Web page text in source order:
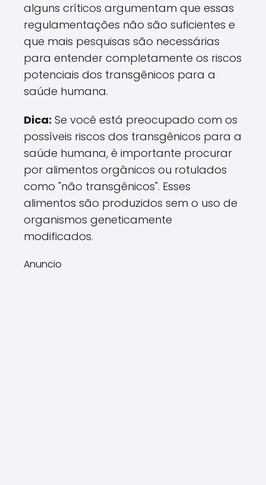
alguns críticos argumentam que essas
regulamentações não são suficientes e
que mais pesquisas são necessárias
para entender completamente os riscos
potenciais dos transgênicos para a
saúde humana.
Dica: Se você está preocupado com os
possíveis riscos dos transgênicos para a
saúde humana, é importante procurar
por alimentos orgânicos ou rotulados
como "não transgênicos". Esses
alimentos são produzidos sem o uso de
organismos geneticamente
modificados.
Anuncio